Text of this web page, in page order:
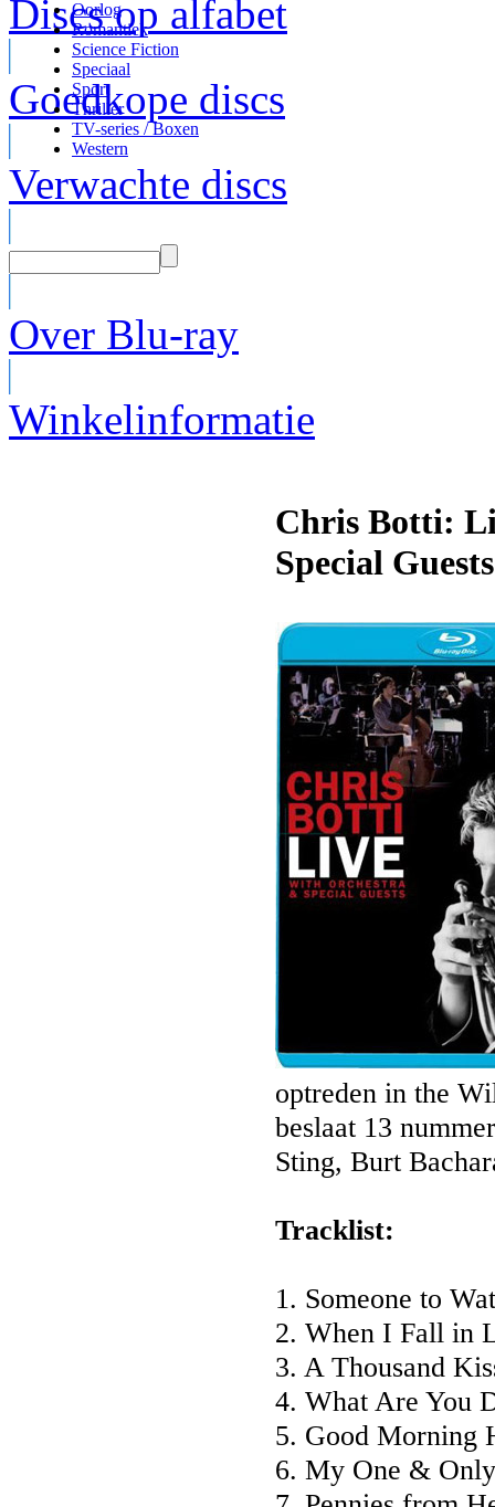
Discs op alfabet
Goedkope discs
Verwachte discs
Over Blu-ray
Winkelinformatie
Oorlog
Romantiek
Science Fiction
Speciaal
Sport
Thriller
TV-series / Boxen
Western
Chris Botti:
Special
optreden in the
beslaat 13
Sting, Burt
Tracklist:
1. Someone to
2. When I Fall in
3. A Thousand
4. What Are You
5. Good Morning
6. My One &